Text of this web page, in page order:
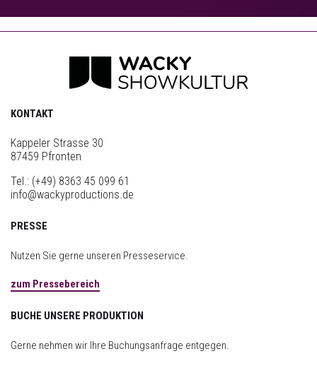
KONTAKT
Kappeler Strasse 30
87459 Pfronten
Tel.: (+49) 8363 45 099 61
info@wackyproductions.de
PRESSE
Nutzen Sie gerne unseren Presseservice.
zum Pressebereich
BUCHE UNSERE PRODUKTION
Gerne nehmen wir Ihre Buchungsanfrage entgegen.